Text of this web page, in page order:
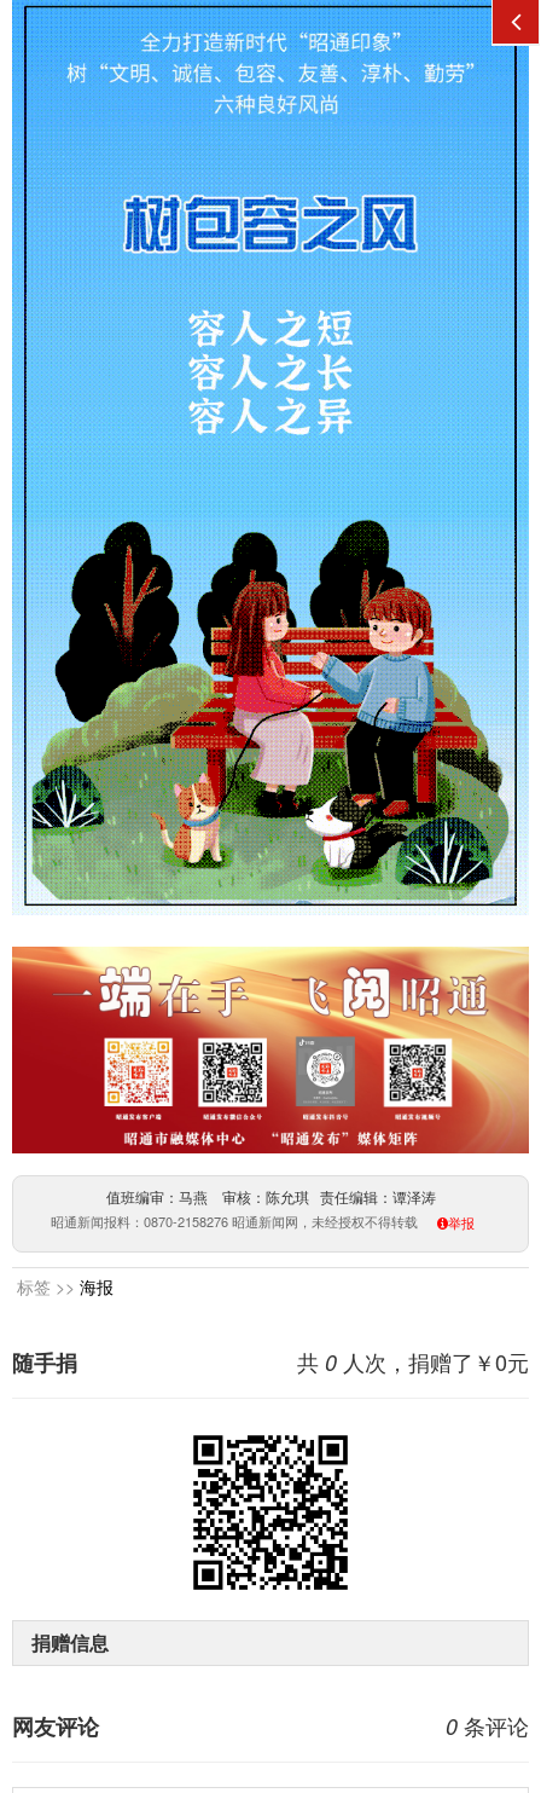
值班编审：马燕 审核：陈允琪 责任编辑：谭泽涛
昭通新闻报料：0870-2158276 昭通新闻网，未经授权不得转载 举报
标签 >> 海报
共 0 人次，捐赠了￥0元
随手捐
捐赠信息
0 条评论
网友评论